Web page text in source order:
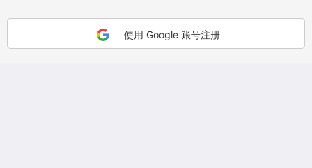
使用 Google 账号注册